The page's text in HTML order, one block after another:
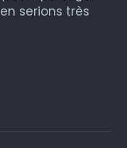
serions très